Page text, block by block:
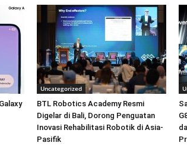
Uncategorized
BTL Robotics Academy Resmi
Digelar di Bali, Dorong Penguatan
Inovasi Rehabilitasi Robotik di Asia-
Pasifik